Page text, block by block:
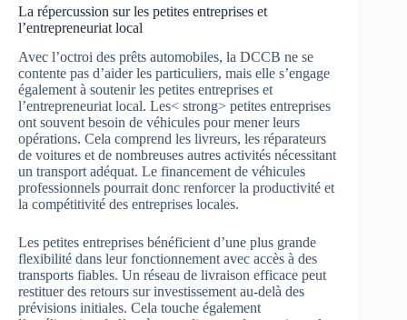
La répercussion sur les petites entreprises et
l’entrepreneuriat local
Avec l’octroi des prêts automobiles, la DCCB ne se
contente pas d’aider les particuliers, mais elle s’engage
également à soutenir les petites entreprises et
l’entrepreneuriat local. Les< strong> petites entreprises
ont souvent besoin de véhicules pour mener leurs
opérations. Cela comprend les livreurs, les réparateurs
de voitures et de nombreuses autres activités nécessitant
un transport adéquat. Le financement de véhicules
professionnels pourrait donc renforcer la productivité et
la compétitivité des entreprises locales.
Les petites entreprises bénéficient d’une plus grande
flexibilité dans leur fonctionnement avec accès à des
transports fiables. Un réseau de livraison efficace peut
restituer des retours sur investissement au-delà des
prévisions initiales. Cela touche également